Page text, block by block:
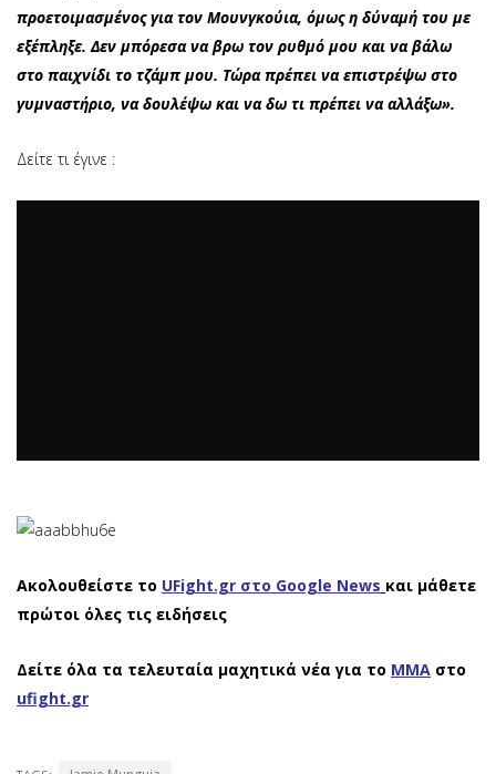
προετοιμασμένος για τον Μουνγκούια, όμως η δύναμή του με
εξέπληξε. Δεν μπόρεσα να βρω τον ρυθμό μου και να βάλω
στο παιχνίδι το τζάμπ μου. Τώρα πρέπει να επιστρέψω στο
γυμναστήριο, να δουλέψω και να δω τι πρέπει να αλλάξω».
Δείτε τι έγινε :
Ακολουθείστε το UFight.gr στο Google News και μάθετε
πρώτοι όλες τις ειδήσεις
Δείτε όλα τα τελευταία μαχητικά νέα για το ΜΜΑ στο
ufight.gr